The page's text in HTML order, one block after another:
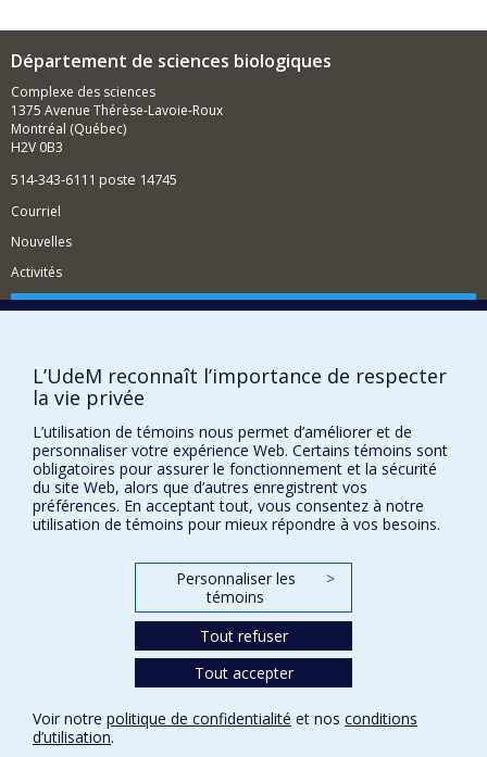
observations empiriques sont
Département de sciences biologiques
Complexe des sciences
1375 Avenue Thérèse-Lavoie-Roux
Montréal (Québec)
H2V 0B3
514-343-6111 poste 14745
Courriel
Nouvelles
Activités
Comment soutenir le Département?
Plan du site
Signaler une erreur
Accessibilité
FACULTÉ DES ARTS ET DES SCIENCES
Nos départements et écoles
Université de
L’UdeM reconnaît l’importance de respecter
la vie privée
L’utilisation de témoins nous permet d’améliorer et de
personnaliser votre expérience Web. Certains témoins sont
obligatoires pour assurer le fonctionnement et la sécurité
du site Web, alors que d’autres enregistrent vos
préférences. En acceptant tout, vous consentez à notre
utilisation de témoins pour mieux répondre à vos besoins.
Personnaliser les
témoins
>
Tout refuser
Tout accepter
Voir notre politique de confidentialité et nos conditions
d’utilisation.